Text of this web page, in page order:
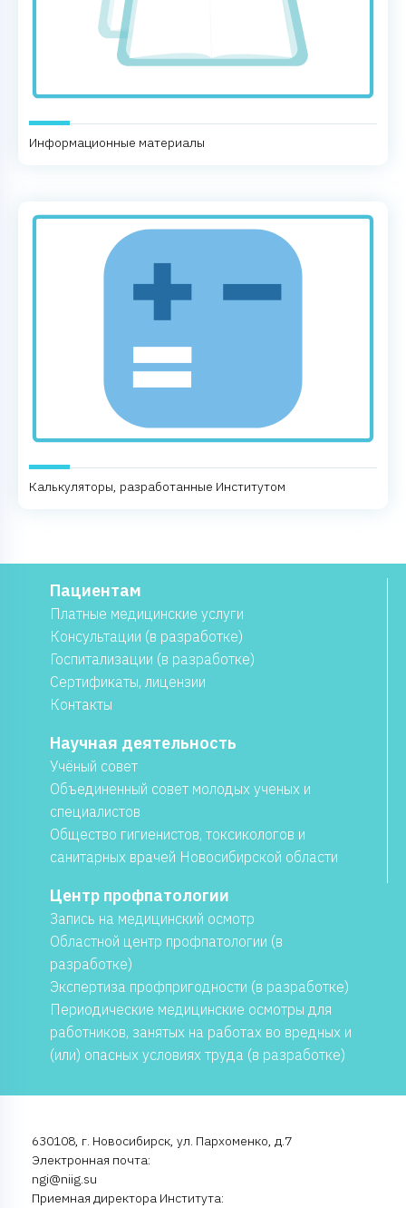
Информационные материалы
Калькуляторы, разработанные Институтом
Пациентам
Платные медицинские услуги
Консультации (в разработке)
Госпитализации (в разработке)
Сертификаты, лицензии
Контакты
Научная деятельность
Учёный совет
Объединенный совет молодых ученых и
специалистов
Общество гигиенистов, токсикологов и
санитарных врачей Новосибирской области
Центр профпатологии
Запись на медицинский осмотр
Областной центр профпатологии (в
разработке)
Экспертиза профпригодности (в разработке)
Периодические медицинские осмотры для
работников, занятых на работах во вредных и
(или) опасных условиях труда (в разработке)
630108, г. Новосибирск, ул. Пархоменко, д.7
Электронная почта:
ngi@niig.su
Приемная директора Института: